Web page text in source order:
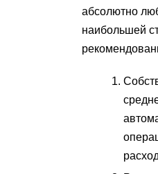
абсолютно
наибольшей